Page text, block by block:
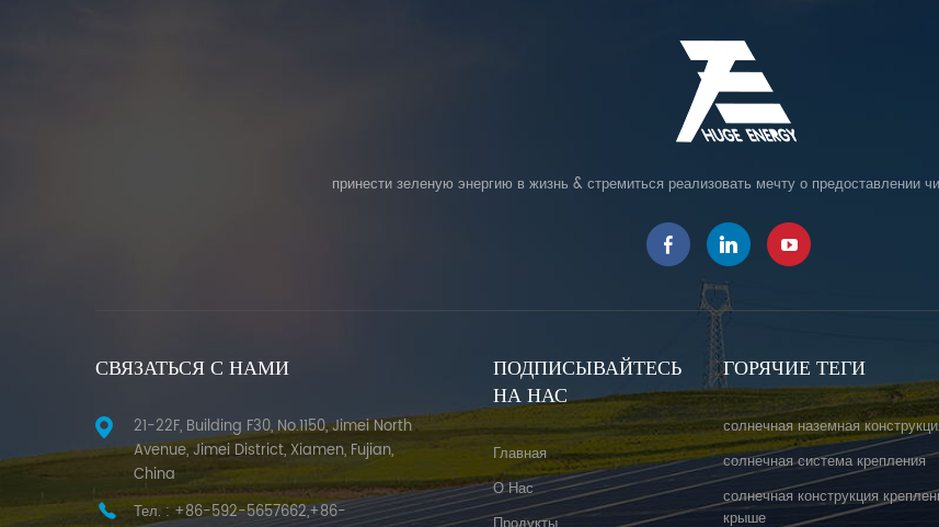
принести зеленую энергию в жизнь & стремиться реализовать мечту о предоставлении
СВЯЗАТЬСЯ С НАМИ
21-22F, Building F30, No.1150, Jimei North
Avenue, Jimei District, Xiamen, Fujian,
China
Тел. : +86-592-5657662,+86-
ПОДПИСЫВАЙТЕСЬ
НА НАС
Главная
О Нас
ГОРЯЧИЕ ТЕГИ
солнечная наземная
солнечная система крепления
солнечная конструкция
крыше